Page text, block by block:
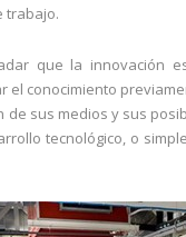
trabajo.
que la innovación
el conocimiento
de sus medios y sus
tecnológico, o